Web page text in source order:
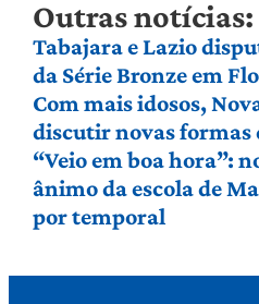
Outras notícias:
Tabajara e Lazio
da Série Bronze em
Com mais idosos,
discutir novas formas
“Veio em boa hora”:
ânimo da escola de
por temporal